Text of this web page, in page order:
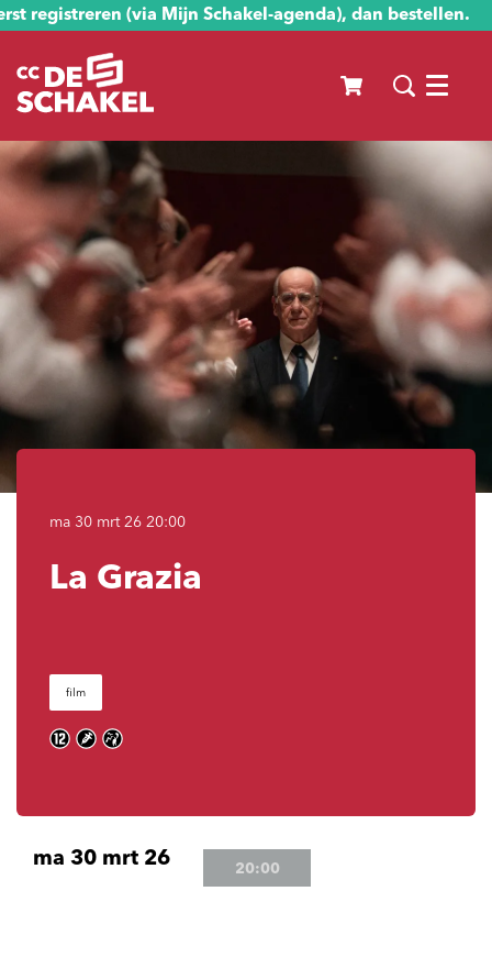
registreren (via Mijn Schakel-agenda), dan bestellen.
Menu
La Grazia
ma 30 mrt 26 20:00
film
ma 30 mrt 26 20:00